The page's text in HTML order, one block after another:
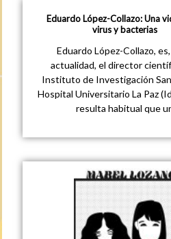
Eduardo López-Collazo: Una
virus y bacterias
Eduardo López-Collazo,
actualidad, el director
Instituto de Investigación
Hospital Universitario La Paz
resulta habitual que